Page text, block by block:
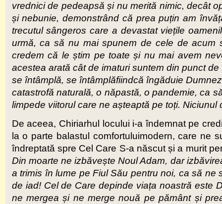
vrednici de pedeapsă și nu merită nimic, decât
și nebunie, demonstrând că prea puțin am
trecutul sângeros care a devastat viețile
urmă, ca să nu mai spunem de cele de acum
credem că le știm pe toate și nu mai avem
acestea arată cât de imaturi suntem din punct
se întâmplă, se întâmplăfiindcă îngăduie
catastrofă naturală, o năpastă, o pandemie, ca
limpede viitorul care ne așteaptă pe toți.
De aceea, Chiriarhul locului i-a îndemnat pe
la o parte balastul comfortuluimodern, care ne
îndreptată spre Cel Care S-a născut și a murit
Din moarte ne izbăvește Noul Adam, dar
a trimis în lume pe Fiul Său pentru noi, ca să
de iad! Cel de Care depinde viața noastră este
ne mergea și ne merge nouă pe pământ și